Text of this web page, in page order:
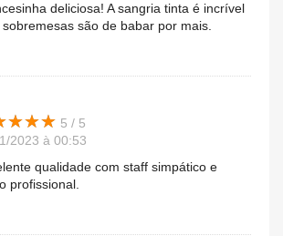
deliciosa! A sangria tinta é incrível
são de babar por mais.
★★★
★★★ 5 / 5
2023 à 00:53
qualidade com staff simpático e
profissional.